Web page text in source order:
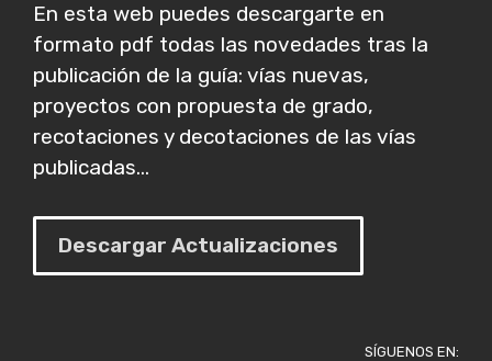
En esta web puedes descargarte en
formato pdf todas las novedades tras la
publicación de la guía: vías nuevas,
proyectos con propuesta de grado,
recotaciones y decotaciones de las vías
publicadas...
Descargar Actualizaciones
SÍGUENOS EN: